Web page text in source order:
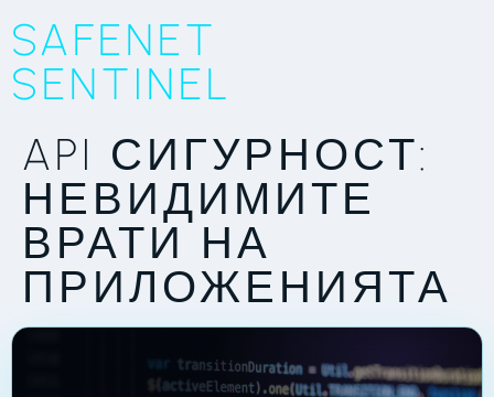
SAFENET
SENTINEL
API СИГУРНОСТ:
НЕВИДИМИТЕ
ВРАТИ НА
ПРИЛОЖЕНИЯТА